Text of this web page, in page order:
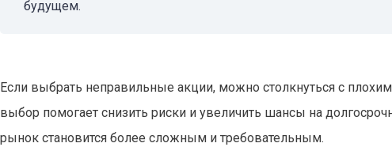
будущем.
Если выбрать неправильные акции, можно столкнуться с
выбор помогает снизить риски и увеличить шансы на
рынок становится более сложным и требовательным.